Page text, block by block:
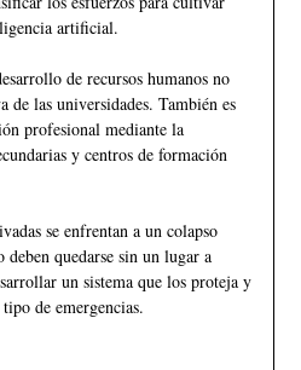
artificial.
de recursos humanos no
de las universidades. También es
profesional mediante la
y centros de formación
se enfrentan a un colapso
quedarse sin un lugar a
un sistema que los proteja y
de emergencias.